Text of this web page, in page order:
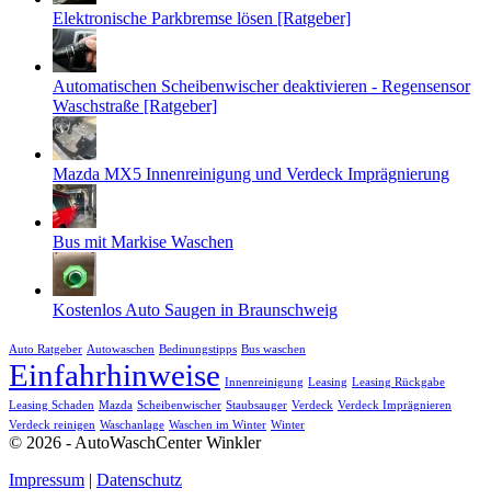
Elektronische Parkbremse lösen [Ratgeber]
Automatischen Scheibenwischer deaktivieren - Regensensor
Waschstraße [Ratgeber]
Mazda MX5 Innenreinigung und Verdeck Imprägnierung
Bus mit Markise Waschen
Kostenlos Auto Saugen in Braunschweig
Auto Ratgeber Autowaschen Bedinungstipps Bus waschen
Einfahrhinweise Innenreinigung Leasing Leasing Rückgabe
Leasing Schaden Mazda Scheibenwischer Staubsauger Verdeck Verdeck Imprägnieren
Verdeck reinigen Waschanlage Waschen im Winter Winter
© 2026 - AutoWaschCenter Winkler
Impressum | Datenschutz